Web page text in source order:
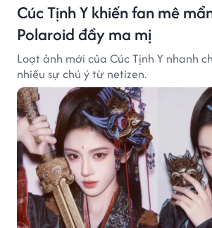
Cúc Tịnh Y khiến fan mê
Polaroid đầy ma mị
Loạt ảnh mới của Cúc Tịnh Y nhanh
nhiều sự chú ý từ netizen.